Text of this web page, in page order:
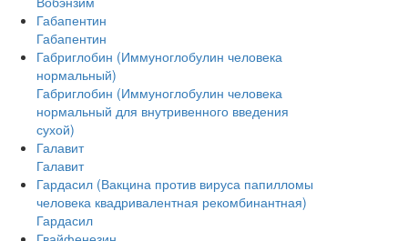
Габапентин
Габапентин
Габриглобин (Иммуноглобулин человека
нормальный)
Габриглобин (Иммуноглобулин человека
нормальный для внутривенного введения
сухой)
Галавит
Галавит
Гардасил (Вакцина против вируса папилломы
человека квадривалентная рекомбинантная)
Гардасил